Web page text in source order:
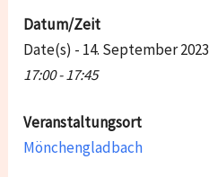
Datum/Zeit
Date(s) - 14. September 2023
17:00 - 17:45
Veranstaltungsort
Mönchengladbach